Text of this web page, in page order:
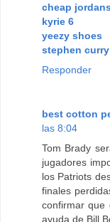
cheap jordans
kyrie 6
yeezy shoes
stephen
Responder
best cotton
las 8:04
Tom Brady
jugadores
los Patriots
finales
confirmar que
ayuda de Bill